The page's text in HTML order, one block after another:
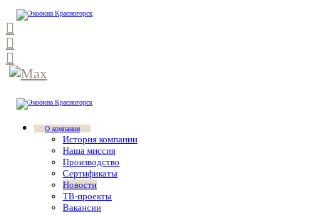
О компании
История компании
Наша миссия
Производство
Сертификаты
Новости
ТВ-проекты
Вакансии